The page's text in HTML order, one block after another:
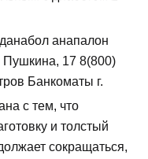
анапалон
Пушкина, 17 8(800)
Банкоматы г.
с тем, что
и толстый
сокращаться,